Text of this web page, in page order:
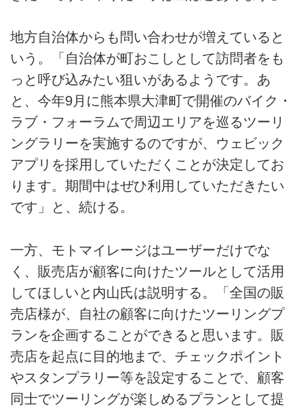
地方自治体からも問い合わせが増えていると
いう。「自治体が町おこしとして訪問者をも
っと呼び込みたい狙いがあるようです。あ
と、今年9月に熊本県大津町で開催のバイク・
ラブ・フォーラムで周辺エリアを巡るツーリ
ングラリーを実施するのですが、ウェビック
アプリを採用していただくことが決定してお
ります。期間中はぜひ利用していただきたい
です」と、続ける。
一方、モトマイレージはユーザーだけでな
く、販売店が顧客に向けたツールとして活用
してほしいと内山氏は説明する。「全国の販
売店様が、自社の顧客に向けたツーリングプ
ランを企画することができると思います。販
売店を起点に目的地まで、チェックポイント
やスタンプラリー等を設定することで、顧客
同士でツーリングが楽しめるプランとして提